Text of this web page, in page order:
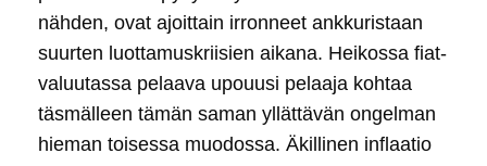
nähden, ovat ajoittain irronneet ankkuristaan
suurten luottamuskriisien aikana. Heikossa fiat-
valuutassa pelaava upouusi pelaaja kohtaa
täsmälleen tämän saman yllättävän ongelman
hieman toisessa muodossa. Äkillinen inflaatio